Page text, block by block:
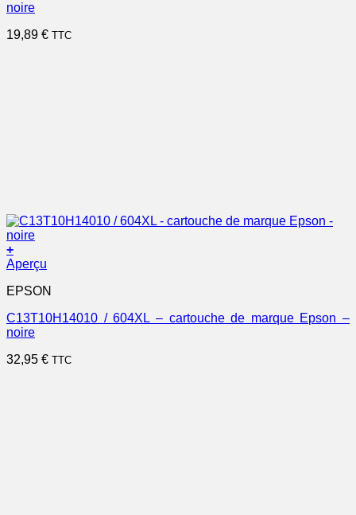
noire
19,89 € TTC
+
Aperçu
EPSON
C13T10H14010 / 604XL – cartouche de marque Epson –
noire
32,95 € TTC